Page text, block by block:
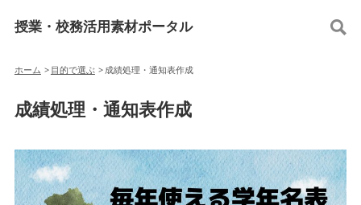
授業・校務活用素材ポータル
ホーム > 目的で選ぶ > 成績処理・通知表作成
成績処理・通知表作成